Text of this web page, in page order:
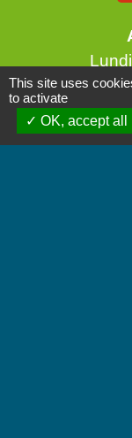
This site uses
to activate
OK, accept all